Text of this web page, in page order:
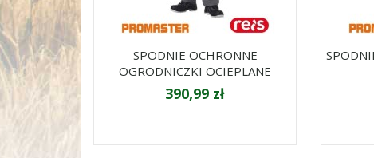
SPODNIE OCHRONNE
OGRODNICZKI OCIEPLANE
390,99 zł